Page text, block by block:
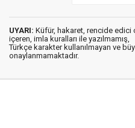
UYARI: Küfür, hakaret, rencide edici
içeren, imla kuralları ile yazılmamış,
Türkçe karakter kullanılmayan ve
onaylanmamaktadır.